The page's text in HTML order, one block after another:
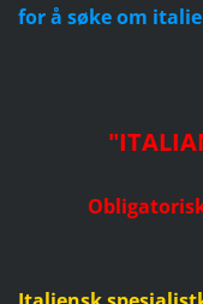
for å søke om